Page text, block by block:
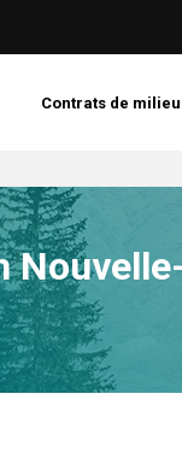
Contrats de milieu